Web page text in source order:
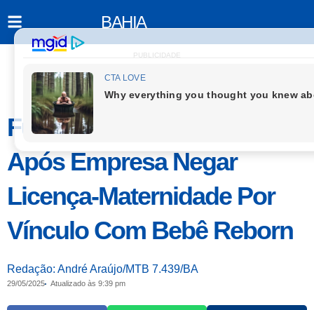
BAHIA
PUBLICIDADE
Funcionária Aciona Justiça
Após Empresa Negar
Licença-Maternidade Por
Vínculo Com Bebê Reborn
Redação: André Araújo/MTB 7.439/BA
29/05/2025 Atualizado às 9:39 pm